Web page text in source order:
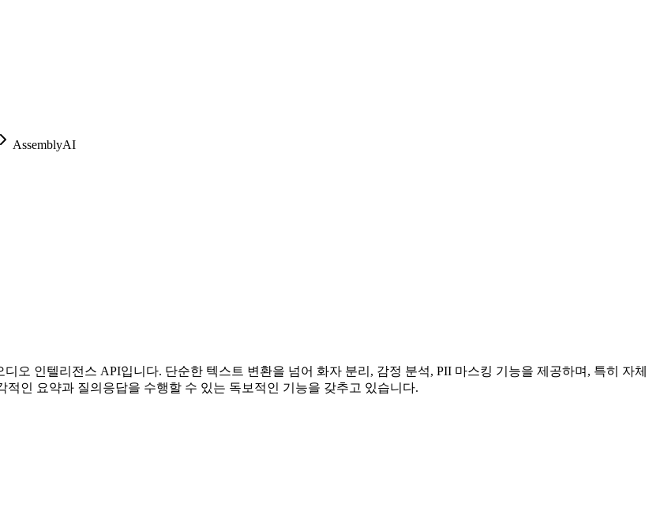
AssemblyAI
오 인텔리전스 API입니다. 단순한 텍스트 변환을 넘어 화자 분리, 감정 분석, PII 마스킹 기능을 제공하며, 특히 자체
인 요약과 질의응답을 수행할 수 있는 독보적인 기능을 갖추고 있습니다.